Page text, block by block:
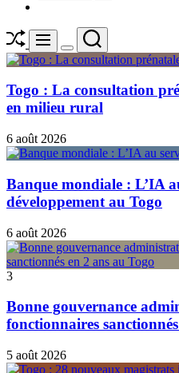
ShuffleMenu
Switch
color
Search
Togo : La consultation
en milieu rural
6 août 2026
Banque mondiale : L’IA
développement au Togo
6 août 2026
3
Bonne gouvernance
fonctionnaires
5 août 2026